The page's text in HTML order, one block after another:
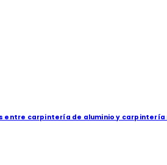
entre carpintería de aluminio y